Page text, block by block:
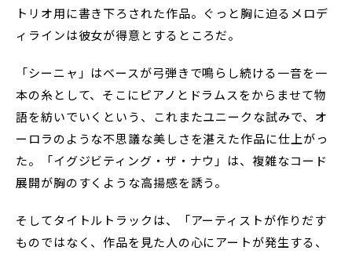
トリオ用に書き下ろされた作品。ぐっと胸に迫るメロデ
ィラインは彼女が得意とするところだ。
「シーニャ」はベースが弓弾きで鳴らし続ける一音を一
本の糸として、そこにピアノとドラムスをからませて物
語を紡いでいくという、これまたユニークな試みで、オ
ーロラのような不思議な美しさを湛えた作品に仕上がっ
た。「イグジビティング・ザ・ナウ」は、複雑なコード
展開が胸のすくような高揚感を誘う。
そしてタイトルトラックは、「アーティストが作りだす
ものではなく、作品を見た人の心にアートが発生する、